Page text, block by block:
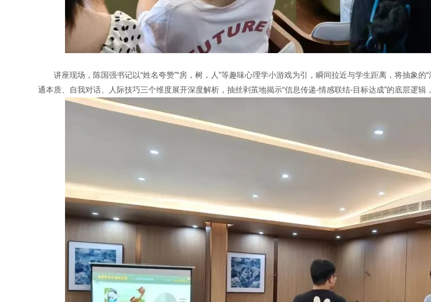
讲座现场，陈国强书记以“姓名夸赞”“房，树，人”等趣味心理学小游戏为引，瞬间拉近与学生距离，将抽象
通本质、自我对话、人际技巧三个维度展开深度解析，抽丝剥茧地揭示“信息传递-情感联结-目标达成”的底层逻辑